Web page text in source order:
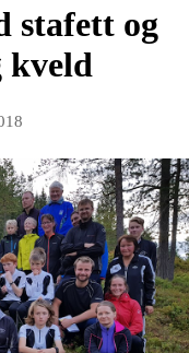
stafett og
kveld